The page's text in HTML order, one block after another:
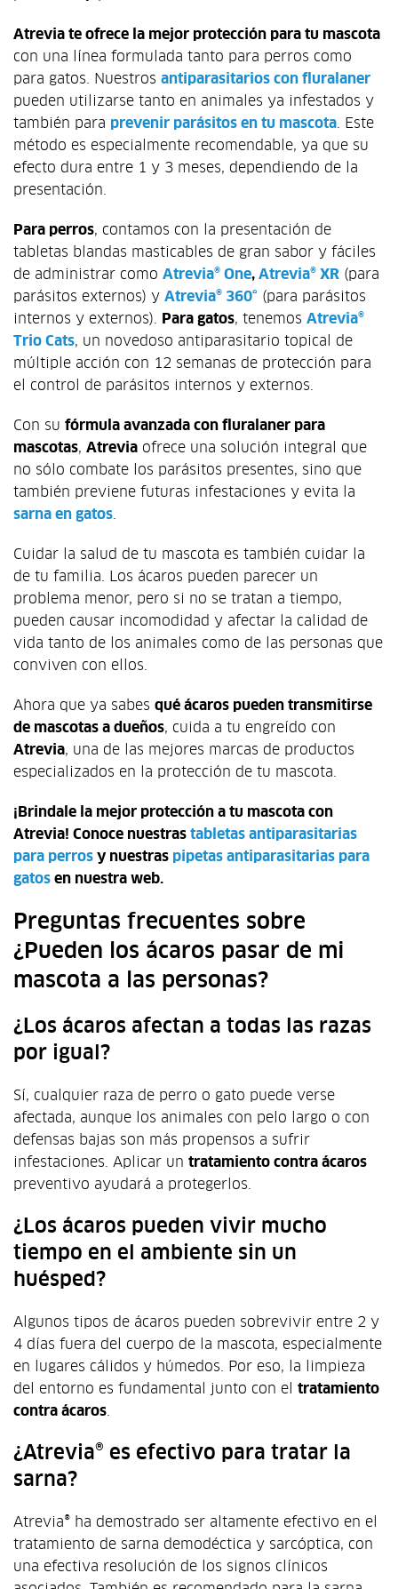
Atrevia te ofrece la mejor protección para tu mascota
con una línea formulada tanto para perros como
para gatos. Nuestros antiparasitarios con fluralaner
pueden utilizarse tanto en animales ya infestados y
también para prevenir parásitos en tu mascota. Este
método es especialmente recomendable, ya que su
efecto dura entre 1 y 3 meses, dependiendo de la
presentación.
Para perros, contamos con la presentación de
tabletas blandas masticables de gran sabor y fáciles
de administrar como Atrevia® One, Atrevia® XR (para
parásitos externos) y Atrevia® 360° (para parásitos
internos y externos). Para gatos, tenemos Atrevia®
Trio Cats, un novedoso antiparasitario topical de
múltiple acción con 12 semanas de protección para
el control de parásitos internos y externos.
Con su fórmula avanzada con fluralaner para
mascotas, Atrevia ofrece una solución integral que
no sólo combate los parásitos presentes, sino que
también previene futuras infestaciones y evita la
sarna en gatos.
Cuidar la salud de tu mascota es también cuidar la
de tu familia. Los ácaros pueden parecer un
problema menor, pero si no se tratan a tiempo,
pueden causar incomodidad y afectar la calidad de
vida tanto de los animales como de las personas que
conviven con ellos.
Ahora que ya sabes qué ácaros pueden transmitirse
de mascotas a dueños, cuida a tu engreído con
Atrevia, una de las mejores marcas de productos
especializados en la protección de tu mascota.
¡Brindale la mejor protección a tu mascota con
Atrevia! Conoce nuestras tabletas antiparasitarias
para perros y nuestras pipetas antiparasitarias para
gatos en nuestra web.
Preguntas frecuentes sobre
¿Pueden los ácaros pasar de mi
mascota a las personas?
¿Los ácaros afectan a todas las razas
por igual?
Sí, cualquier raza de perro o gato puede verse
afectada, aunque los animales con pelo largo o con
defensas bajas son más propensos a sufrir
infestaciones. Aplicar un tratamiento contra ácaros
preventivo ayudará a protegerlos.
¿Los ácaros pueden vivir mucho
tiempo en el ambiente sin un
huésped?
Algunos tipos de ácaros pueden sobrevivir entre 2 y
4 días fuera del cuerpo de la mascota, especialmente
en lugares cálidos y húmedos. Por eso, la limpieza
del entorno es fundamental junto con el tratamiento
contra ácaros.
¿Atrevia® es efectivo para tratar la
sarna?
Atrevia® ha demostrado ser altamente efectivo en el
tratamiento de sarna demodéctica y sarcóptica, con
una efectiva resolución de los signos clínicos